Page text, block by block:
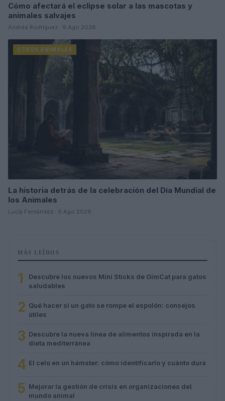
Cómo afectará el eclipse solar a las mascotas y
animales salvajes
Andrés Rodríguez · 9 Ago 2026
OTROS ANIMALES
La historia detrás de la celebración del Día Mundial de
los Animales
Lucía Fernández · 9 Ago 2026
MÁS LEÍDOS
1
Descubre los nuevos Mini Sticks de GimCat para gatos
saludables
2 Qué hacer si un gato se rompe el espolón: consejos
útiles
3 Descubre la nueva línea de alimentos inspirada en la
dieta mediterránea
4 El celo en un hámster: cómo identificarlo y cuánto dura
5 Mejorar la gestión de crisis en organizaciones del
mundo animal